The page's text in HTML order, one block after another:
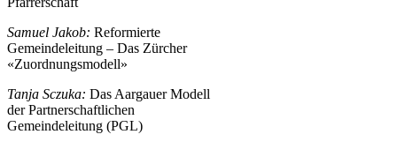
Samuel Jakob: Reformierte
Gemeindeleitung – Das Zürcher
«Zuordnungsmodell»
Tanja Sczuka: Das Aargauer Modell
der Partnerschaftlichen
Gemeindeleitung (PGL)